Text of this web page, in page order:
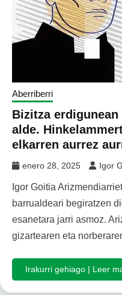
Aberriberri
Bizitza
alde.
elkarren aurrez
enero 28, 2025 Igor
Igor Goitia
barrualdeari begiratzen
esanetara jarri asmoz.
gizartearen eta
Irakurri gehiago | Leer